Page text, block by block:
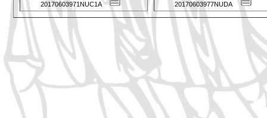
20170603971NUC1A 20170603977NUDA